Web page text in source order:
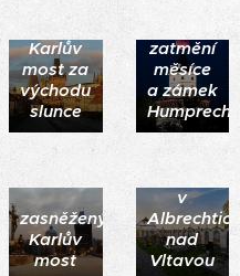
Karlův
most za
východu
slunce
zatmění
měsíce
a zámek
Humprecht
zasněžený
Karlův
most
Kapličkový
hřbitov
v
nad
Vltavou